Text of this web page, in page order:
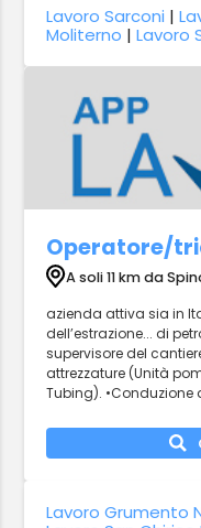
Lavoro Sarconi |
Moliterno |Lavoro
Operatore/
A soli 11 km da
azienda attiva sia in
dell’estrazione... di
supervisore del
attrezzature (Unità
Tubing). •Conduzione
Lavoro Grumento